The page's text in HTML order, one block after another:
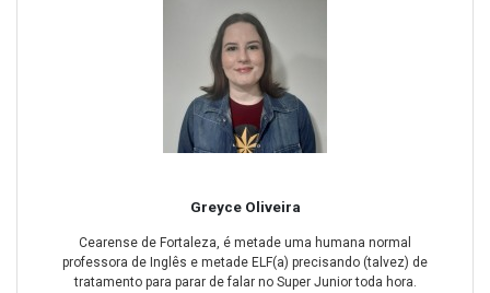
Greyce Oliveira
Cearense de Fortaleza, é metade uma humana normal
professora de Inglês e metade ELF(a) precisando (talvez) de
tratamento para parar de falar no Super Junior toda hora.